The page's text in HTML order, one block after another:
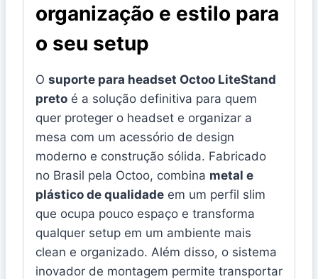
organização e estilo para
o seu setup
O suporte para headset Octoo LiteStand
preto é a solução definitiva para quem
quer proteger o headset e organizar a
mesa com um acessório de design
moderno e construção sólida. Fabricado
no Brasil pela Octoo, combina metal e
plástico de qualidade em um perfil slim
que ocupa pouco espaço e transforma
qualquer setup em um ambiente mais
clean e organizado. Além disso, o sistema
inovador de montagem permite transportar